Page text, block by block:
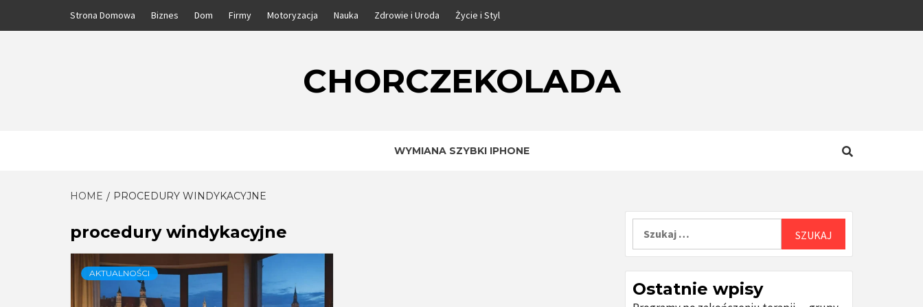
Strona Domowa Biznes Dom Firmy Motoryzacja Nauka Zdrowie i Uroda Życie i Styl
CHORCZEKOLADA
WYMIANA SZYBKI IPHONE
HOME PROCEDURY WINDYKACYJNE
procedury windykacyjne
AKTUALNOŚCI
Ostatnie wpisy